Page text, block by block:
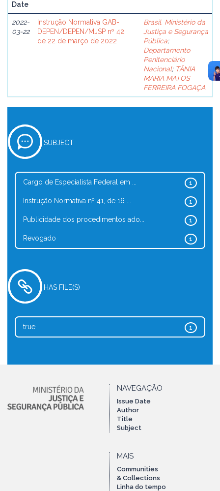
Date
2022-
03-22
Instrução Normativa GAB-
DEPEN/DEPEN/MJSP nº 42,
de 22 de março de 2022
Brasil. Ministério da
Justiça e Segurança
Pública;
Departamento
Penitenciário
Nacional; TÂNIA
MARIA MATOS
FERREIRA FOGAÇA
SUBJECT
1
Cargo de Especialista Federal em ...
1
Instrução Normativa nº 41, de 16 ...
1
Publicidade dos procedimentos ado...
1
Revogado
HAS FILE(S)
1
true
NAVEGAÇÃO
Issue Date
Author
Title
Subject
MAIS
Communities
& Collections
Linha do tempo